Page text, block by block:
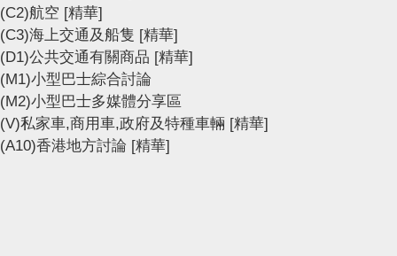
(C2)航空 [精華]
(C3)海上交通及船隻 [精華]
(D1)公共交通有關商品 [精華]
(M1)小型巴士綜合討論
(M2)小型巴士多媒體分享區
(V)私家車,商用車,政府及特種車輛 [精華]
(A10)香港地方討論 [精華]